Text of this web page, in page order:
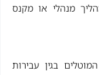
מנהלי או מקנס
בגין עבירות